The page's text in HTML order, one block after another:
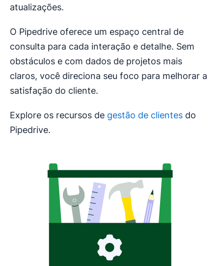
atualizações.
O Pipedrive oferece um espaço central de
consulta para cada interação e detalhe. Sem
obstáculos e com dados de projetos mais
claros, você direciona seu foco para melhorar a
satisfação do cliente.
Explore os recursos de gestão de clientes do
Pipedrive.